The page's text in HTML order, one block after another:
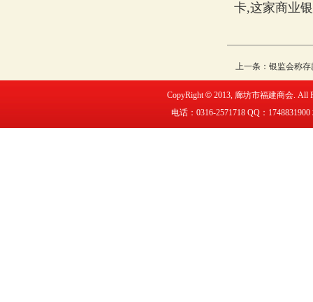
卡,这家商业
上一条： 银监会称
CopyRight©2013, 廊坊市福建商会. All
电话：0316-2571718 QQ： 1748831900